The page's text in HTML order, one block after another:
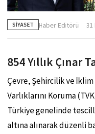
SİYASET Haber Editörü 31
854 Yıllık Çınar
Çevre, Şehircilik ve
Varlıklarını Koruma
Türkiye genelinde
altına alınarak düzenli